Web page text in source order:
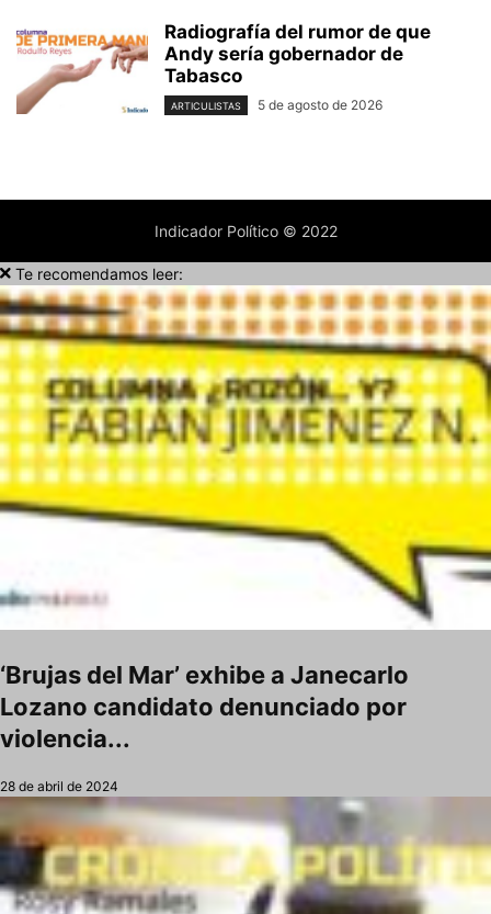
Radiografía del rumor de que
Andy sería gobernador de
Tabasco
ARTICULISTAS 5 de agosto de 2026
Indicador Político © 2022
Te recomendamos leer:
‘Brujas del Mar’ exhibe a Janecarlo
Lozano candidato denunciado por
violencia...
28 de abril de 2024